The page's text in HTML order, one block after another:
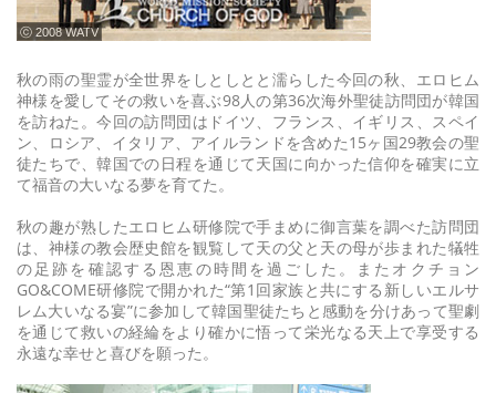
ⓒ 2008 WATV
秋の雨の聖霊が全世界をしとしとと濡らした今回の秋、エロヒム
神様を愛してその救いを喜ぶ98人の第36次海外聖徒訪問団が韓国
を訪ねた。今回の訪問団はドイツ、フランス、イギリス、スペイ
ン、ロシア、イタリア、アイルランドを含めた15ヶ国29教会の聖
徒たちで、韓国での日程を通じて天国に向かった信仰を確実に立
て福音の大いなる夢を育てた。
秋の趣が熟したエロヒム研修院で手まめに御言葉を調べた訪問団
は、神様の教会歴史館を観覧して天の父と天の母が歩まれた犠牲
の足跡を確認する恩恵の時間を過ごした。またオクチョン
GO&COME研修院で開かれた“第1回家族と共にする新しいエルサ
レム大いなる宴”に参加して韓国聖徒たちと感動を分けあって聖劇
を通じて救いの経綸をより確かに悟って栄光なる天上で享受する
永遠な幸せと喜びを願った。